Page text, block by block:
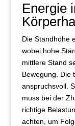
Energie
Die Standhöhe
wobei hohe
mittlere Stand
Bewegung. Die
anspruchsvoll.
muss bei der
richtige
achten, um